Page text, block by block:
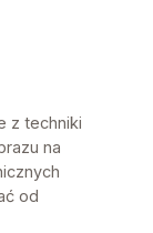
z techniki
na
od